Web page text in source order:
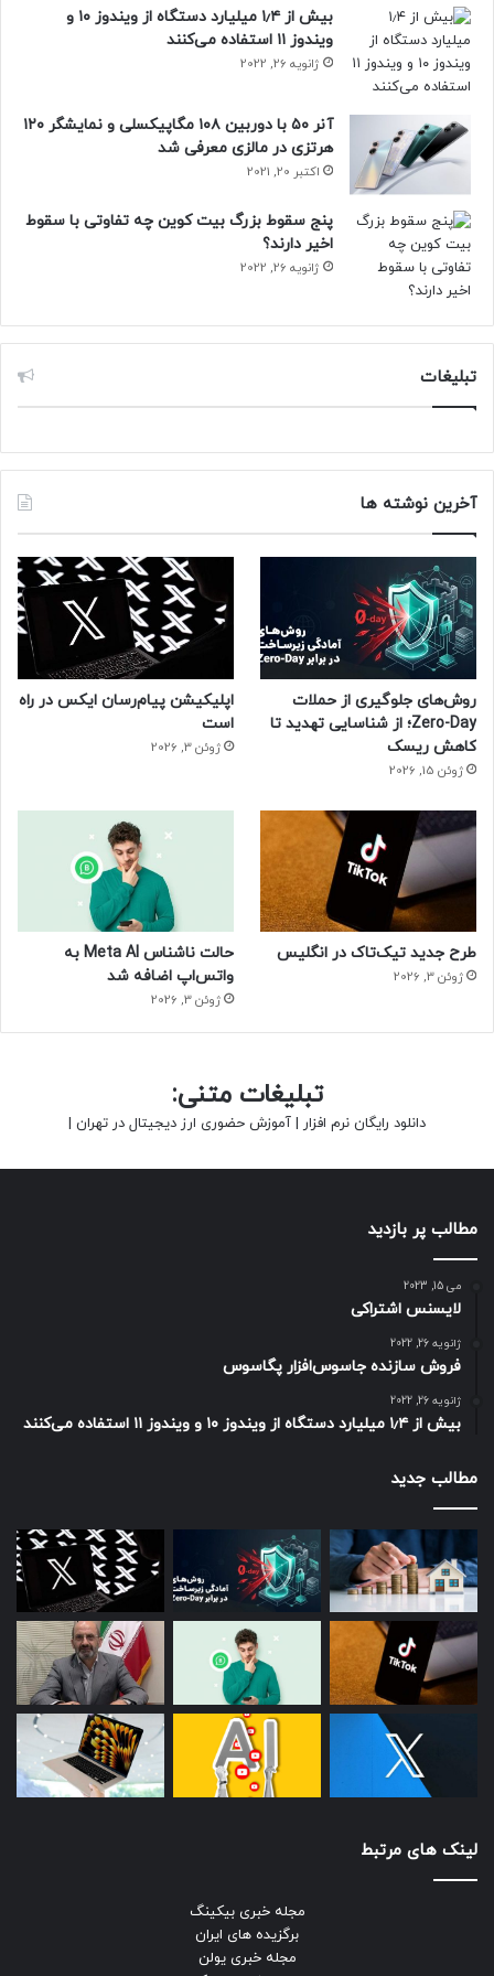
بیش از ۱٫۴ میلیارد دستگاه از ویندوز ۱۰ و
ویندوز ۱۱ استفاده می‌کنند
ژانویه 26, 2022
آنر ۵۰ با دوربین ۱۰۸ مگاپیکسلی و نمایشگر ۱۲۰
هرتزی در مالزی معرفی شد
اکتبر 20, 2021
پنج سقوط بزرگ بیت کوین چه تفاوتی با سقوط
اخیر دارند؟
ژانویه 26, 2022
تبلیغات
آخرین نوشته ها
روش‌های جلوگیری از حملات
Zero-Day؛ از شناسایی تهدید تا
کاهش ریسک
ژوئن 15, 2026
اپلیکیشن پیام‌رسان ایکس در راه
است
ژوئن 3, 2026
طرح جدید تیک‌تاک در انگلیس
ژوئن 3, 2026
حالت ناشناس Meta AI به
واتس‌اپ اضافه شد
ژوئن 3, 2026
تبلیغات متنی:
دانلود رایگان نرم افزار | آموزش حضوری ارز دیجیتال در تهران |
مطالب پر بازدید
می 15, 2023
لایسنس اشتراکی
ژانویه 26, 2022
فروش سازنده جاسوس‌افزار پگاسوس
ژانویه 26, 2022
بیش از ۱٫۴ میلیارد دستگاه از ویندوز ۱۰ و ویندوز ۱۱ استفاده می‌کنند
مطالب جدید
لینک های مرتبط
مجله خبری بیکینگ
برگزیده های ایران
مجله خبری یولن